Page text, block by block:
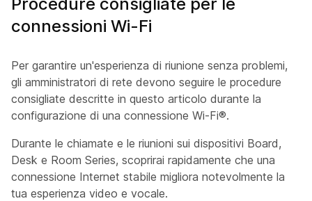
connessioni Wi-Fi
Per garantire un'esperienza di riunione senza problemi,
gli amministratori di rete devono seguire le procedure
consigliate descritte in questo articolo durante la
configurazione di una connessione Wi-Fi®.
Durante le chiamate e le riunioni sui dispositivi Board,
Desk e Room Series, scoprirai rapidamente che una
connessione Internet stabile migliora notevolmente la
tua esperienza video e vocale.